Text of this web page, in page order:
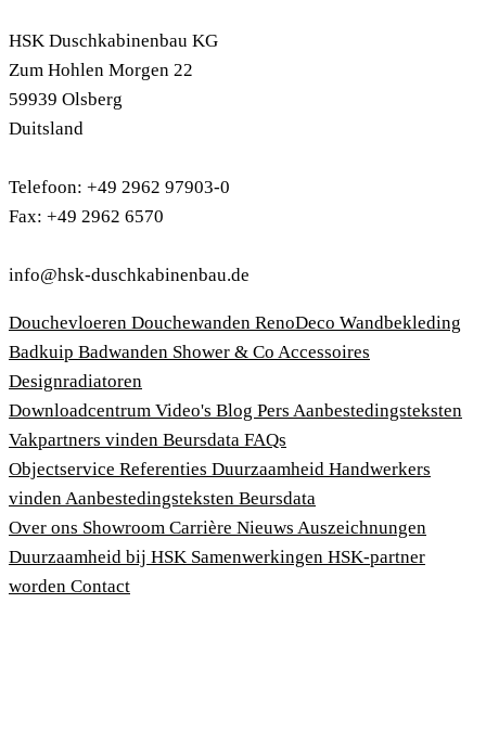
HSK Duschkabinenbau KG
Zum Hohlen Morgen 22
59939 Olsberg
Duitsland
Telefoon: +49 2962 97903-0
Fax: +49 2962 6570
info@hsk-duschkabinenbau.de
Douchevloeren Douchewanden RenoDeco Wandbekleding
Badkuip Badwanden Shower & Co Accessoires
Designradiatoren
Downloadcentrum Video's Blog Pers Aanbestedingsteksten
Vakpartners vinden Beursdata FAQs
Objectservice Referenties Duurzaamheid Handwerkers
vinden Aanbestedingsteksten Beursdata
Over ons Showroom Carrière Nieuws Auszeichnungen
Duurzaamheid bij HSK Samenwerkingen HSK-partner
worden Contact